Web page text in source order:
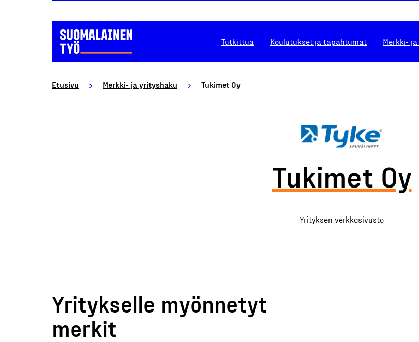
Tutkittua Koulutukset ja tapahtumat Merkki-
Etusivu Merkki- ja yrityshaku Tukimet Oy
Tukimet Oy
Yrityksen verkkosivusto
Yritykselle myönnetyt
merkit